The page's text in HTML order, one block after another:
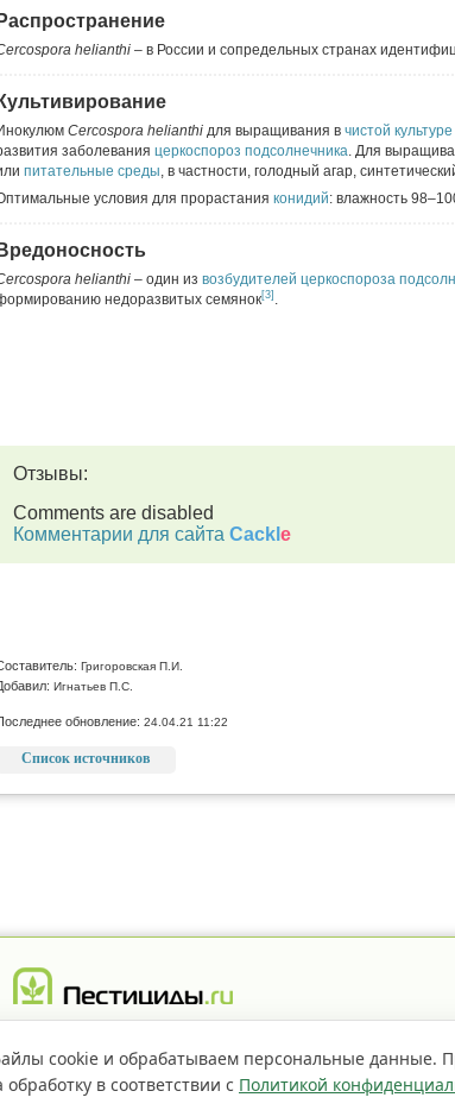
Распространение
helianthi – в России и сопредельных странах
Культивирование
Cercospora helianthi для выращивания в чистой культуре
заболевания церкоспороз подсолнечника. Для
питательные среды, в частности, голодный агар,
условия для прорастания конидий: влажность
Вредоносность
helianthi – один из возбудителей церкоспороза
недоразвитых семянок[3] .
Отзывы:
Comments are disabled
Комментарии для сайта Cackl e
Григоровская П.И.
Игнатьев П.С.
обновление: 24.04.21 11:22
Список источников
cookie и обрабатываем персональные данные.
обработку в соответствии с Политикой